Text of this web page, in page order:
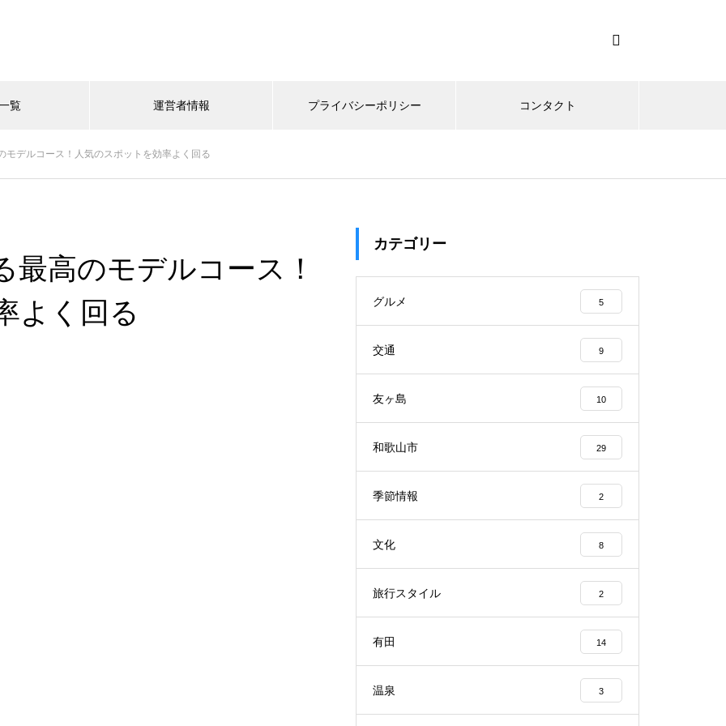
覧 運営者情報 プライバシーポリシー コンタクト
モデルコース！人気のスポットを効率よく回る
最高のモデルコース！
よく回る
カテゴリー
グルメ 5
交通 9
友ヶ島 10
和歌山市 29
季節情報 2
文化 8
旅行スタイル 2
有田 14
温泉 3